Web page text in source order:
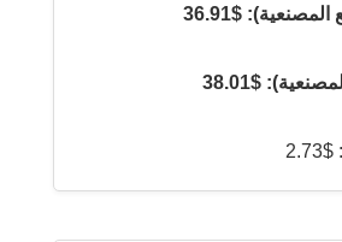
$36.91
$38.01